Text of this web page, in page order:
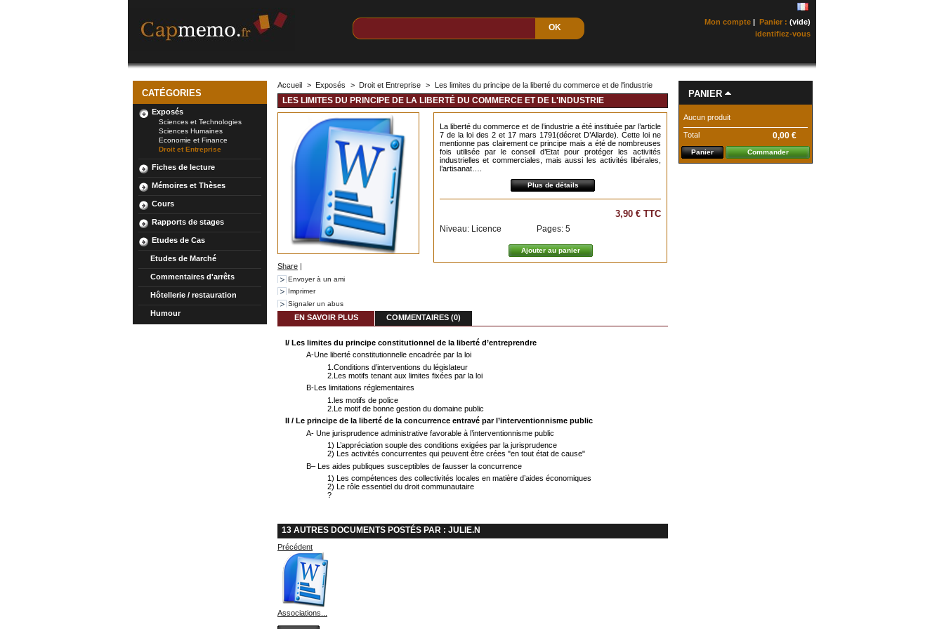
Mon compte | Panier : (vide)
identifiez-vous
CATÉGORIES
Exposés
Sciences et Technologies
Sciences Humaines
Economie et Finance
Droit et Entreprise
Fiches de lecture
Mémoires et Thèses
Cours
Rapports de stages
Etudes de Cas
Etudes de Marché
Commentaires d'arrêts
Hôtellerie / restauration
Humour
Accueil > Exposés > Droit et Entreprise > Les limites du principe de la liberté du commerce et de l'industrie
LES LIMITES DU PRINCIPE DE LA LIBERTÉ DU COMMERCE ET DE L'INDUSTRIE
Share |
Envoyer à un ami
Imprimer
Signaler un abus
La liberté du commerce et de l’industrie a été instituée par l’article
7 de la loi des 2 et 17 mars 1791(décret D’Allarde). Cette loi ne
mentionne pas clairement ce principe mais a été de nombreuses
fois utilisée par le conseil d’Etat pour protéger les activités
industrielles et commerciales, mais aussi les activités libérales,
l’artisanat….
Plus de détails
3,90 € TTC
Niveau: Licence
Pages: 5
EN SAVOIR PLUS COMMENTAIRES (0)
I/ Les limites du principe constitutionnel de la liberté d’entreprendre
A-Une liberté constitutionnelle encadrée par la loi
1.Conditions d’interventions du législateur
2.Les motifs tenant aux limites fixées par la loi
B-Les limitations réglementaires
1.les motifs de police
2.Le motif de bonne gestion du domaine public
II / Le principe de la liberté de la concurrence entravé par l’interventionnisme public
A- Une jurisprudence administrative favorable à l’interventionnisme public
1) L’appréciation souple des conditions exigées par la jurisprudence
2) Les activités concurrentes qui peuvent être crées "en tout état de cause"
B– Les aides publiques susceptibles de fausser la concurrence
1) Les compétences des collectivités locales en matière d’aides économiques
2) Le rôle essentiel du droit communautaire
?
13 AUTRES DOCUMENTS POSTÉS PAR : JULIE.N
Précédent
Associations...
PANIER
Aucun produit
Total 0,00 €
Panier Commander